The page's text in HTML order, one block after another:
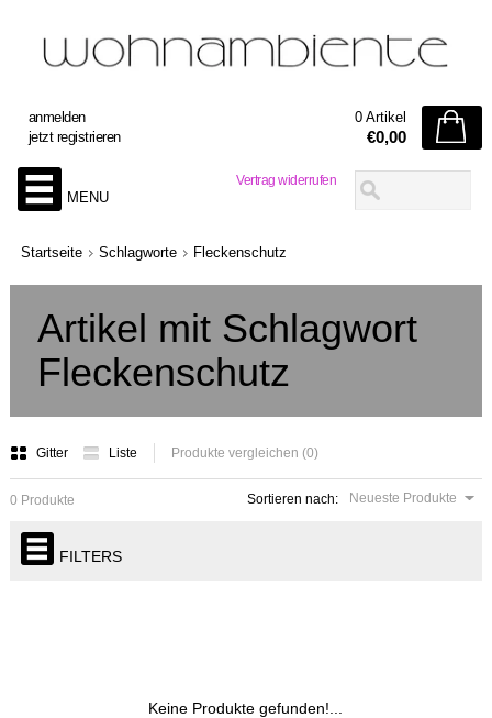
Vertrag widerrufen
anmelden
jetzt registrieren
0 Artikel
€0,00
MENU
Startseite Schlagworte Fleckenschutz
Artikel mit Schlagwort
Fleckenschutz
Gitter Liste Produkte vergleichen (0)
Sortieren nach: Neueste Produkte
0 Produkte
FILTERS
Keine Produkte gefunden!...